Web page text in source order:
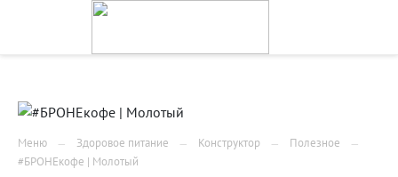
Меню Здоровое питание Конструктор
Полезное
#БРОНЕкофе | Молотый